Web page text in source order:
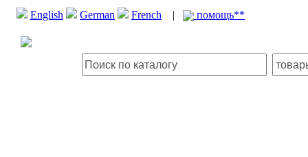
English German French | помощь**